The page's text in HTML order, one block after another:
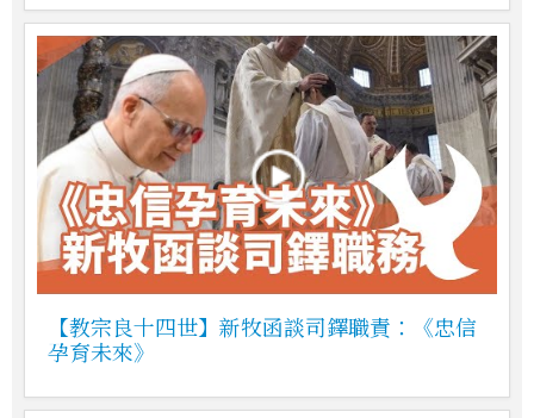
【教宗良十四世】新牧函談司鐸職責：《忠信
孕育未來》